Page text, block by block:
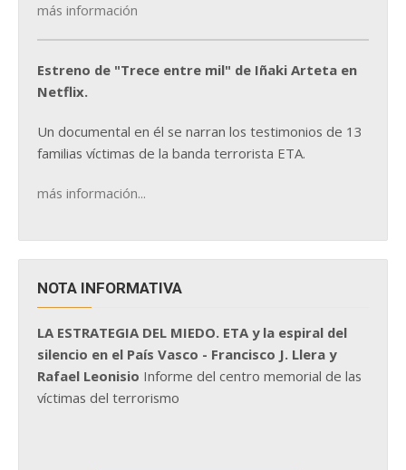
más información
Estreno de "Trece entre mil" de Iñaki Arteta en
Netflix.
Un documental en él se narran los testimonios de 13
familias víctimas de la banda terrorista ETA.
más información...
NOTA INFORMATIVA
LA ESTRATEGIA DEL MIEDO. ETA y la espiral del
silencio en el País Vasco - Francisco J. Llera y
Rafael Leonisio Informe del centro memorial de las
víctimas del terrorismo